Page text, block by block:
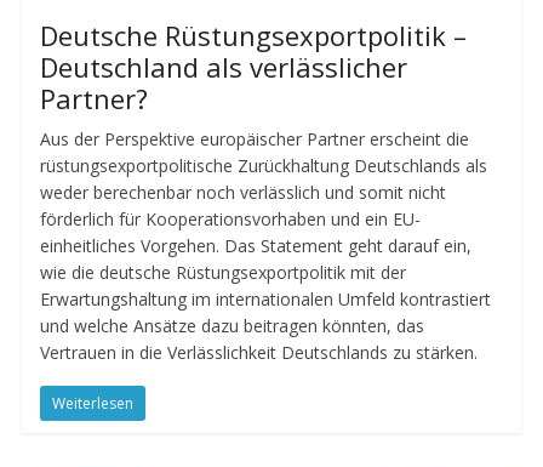
Deutsche Rüstungsexportpolitik –
Deutschland als verlässlicher
Partner?
Aus der Perspektive europäischer Partner erscheint die
rüstungsexportpolitische Zurückhaltung Deutschlands als
weder berechenbar noch verlässlich und somit nicht
förderlich für Kooperationsvorhaben und ein EU-
einheitliches Vorgehen. Das Statement geht darauf ein,
wie die deutsche Rüstungsexportpolitik mit der
Erwartungshaltung im internationalen Umfeld kontrastiert
und welche Ansätze dazu beitragen könnten, das
Vertrauen in die Verlässlichkeit Deutschlands zu stärken.
Weiterlesen